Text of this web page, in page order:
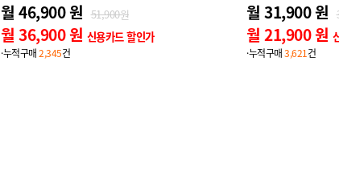
월 46,900 원 51,900원
월 36,900 원 신용카드 할인가
·누적구매2,345건
월 31,900 원
월 21,900 원
·누적구매3,621건